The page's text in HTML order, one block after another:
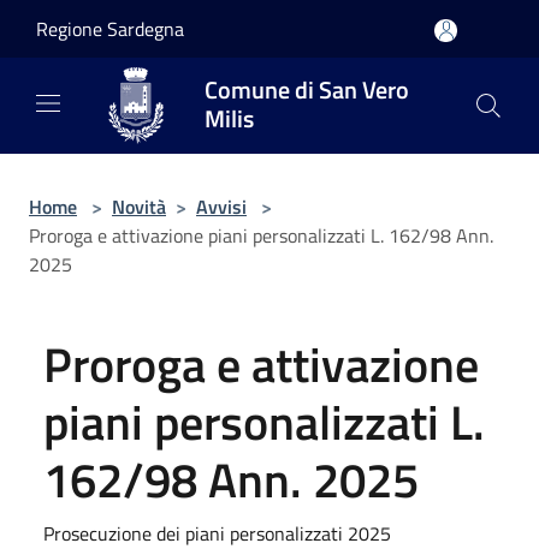
Regione Sardegna
Comune di San Vero
Milis
Home > Novità > Avvisi >
Proroga e attivazione piani personalizzati L. 162/98 Ann.
2025
Proroga e attivazione
piani personalizzati L.
162/98 Ann. 2025
Prosecuzione dei piani personalizzati 2025